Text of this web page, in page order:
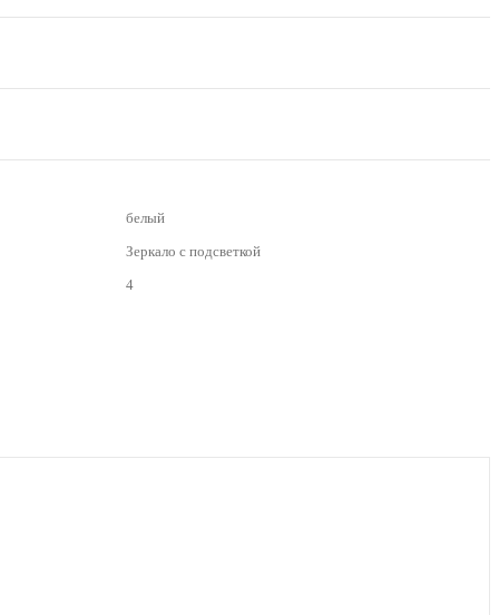
белый
Зеркало с подсветкой
4